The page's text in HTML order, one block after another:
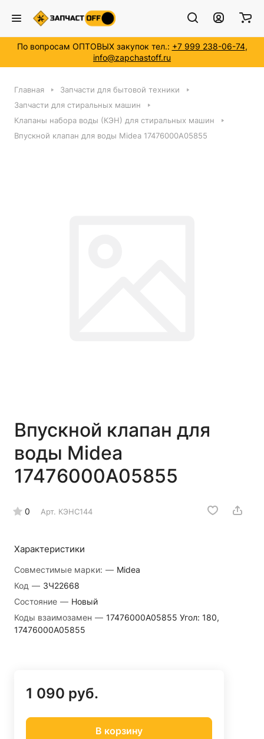
По вопросам ОПТОВЫХ закупок тел.: +7 999 238-06-74,
info@zapchastoff.ru
Главная
Запчасти для бытовой техники
Запчасти для стиральных машин
Клапаны набора воды (КЭН) для стиральных машин
Впускной клапан для воды Midea 17476000A05855
Впускной клапан для
воды Midea
17476000A05855
0 Арт. КЭНС144
Характеристики
Совместимые марки: — Midea
Код — ЗЧ22668
Состояние — Новый
Коды взаимозамен — 17476000A05855 Угол: 180,
17476000A05855
1 090 руб.
В корзину